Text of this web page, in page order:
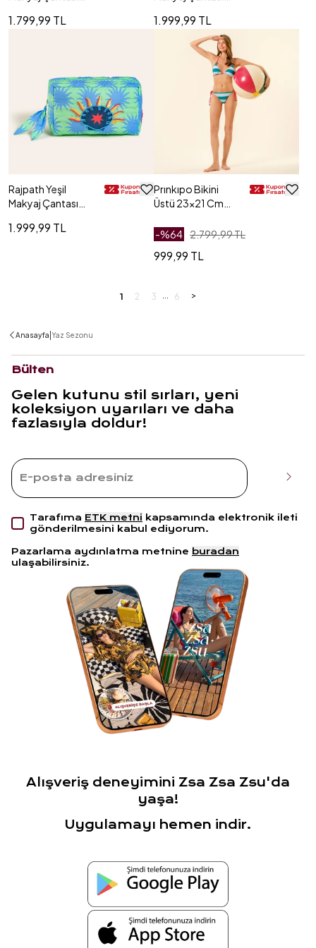
1.799,99 TL 1.999,99 TL
Rajpath Yeşil
Makyaj Çantası
1.999,99 TL
Prınkıpo Bikini
Üstü 23x21 Cm
-%64 2.799,99 TL
999,99 TL
1 2 3 ... 6 >
Anasayfa Yaz Sezonu
Bülten
Gelen kutunu stil sırları, yeni
koleksiyon uyarıları ve daha
fazlasıyla doldur!
Tarafıma ETK metni kapsamında elektronik ileti
gönderilmesini kabul ediyorum.
Pazarlama aydınlatma metnine buradan
ulaşabilirsiniz.
Alışveriş deneyimini Zsa Zsa Zsu'da
yaşa!
Uygulamayı hemen indir.